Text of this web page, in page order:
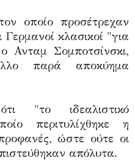
οποίο προσέτρεχαν
κλασικοί "για
Ανταμ Σομποτσίνσκι,
παρά αποκύημα
"το ιδεαλιστικό
περιτυλίχθηκε η
ώστε ούτε οι
απόλυτα.